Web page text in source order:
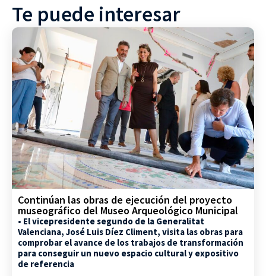
Te puede interesar
Continúan las obras de ejecución del proyecto
museográfico del Museo Arqueológico Municipal
• El vicepresidente segundo de la Generalitat
Valenciana, José Luis Díez Climent, visita las obras para
comprobar el avance de los trabajos de transformación
para conseguir un nuevo espacio cultural y expositivo
de referencia